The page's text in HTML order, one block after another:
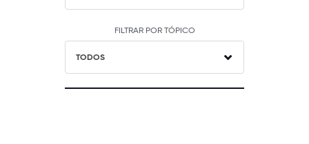
FILTRAR POR TÓPICO
TODOS